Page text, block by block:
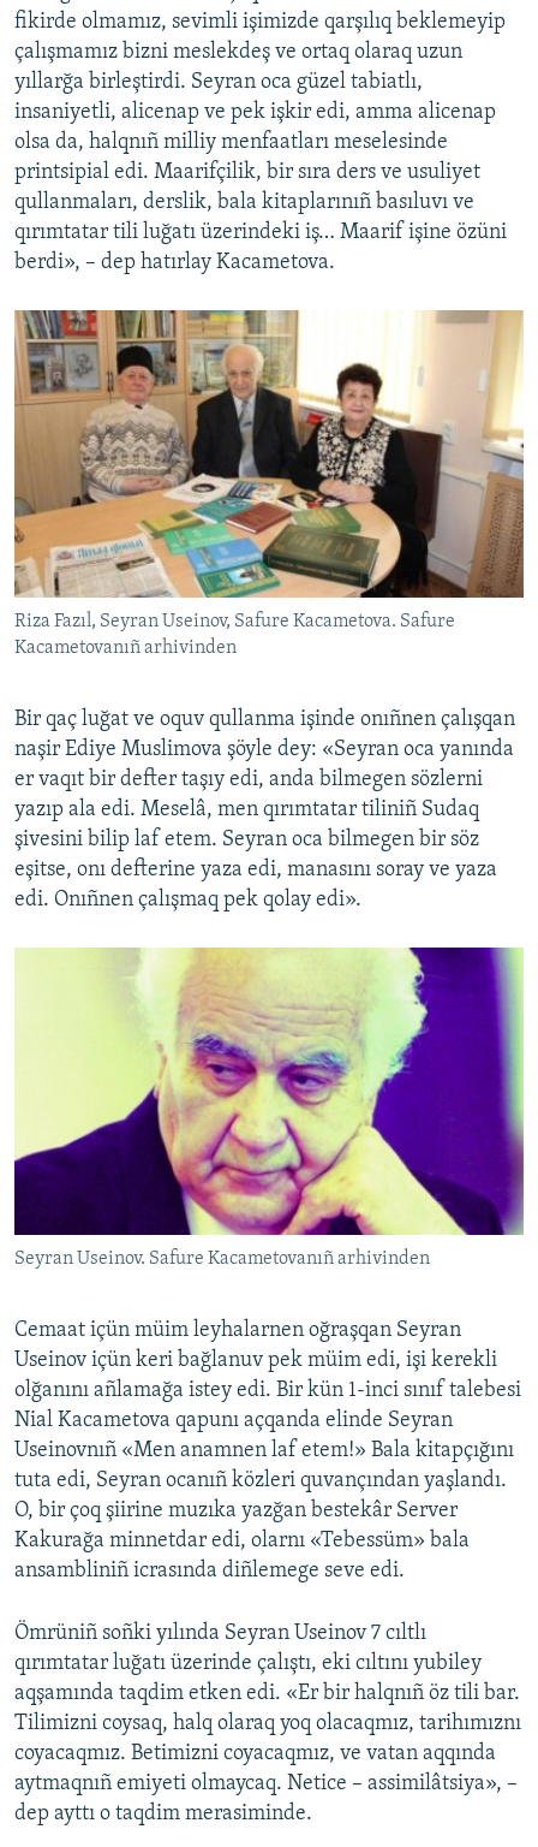
fikirde olmamız, sevimli işimizde qarşılıq beklemeyip
çalışmamız bizni meslekdeş ve ortaq olaraq uzun
yıllarğa birleştirdi. Seyran oca güzel tabiatlı,
insaniyetli, alicenap ve pek işkir edi, amma alicenap
olsa da, halqnıñ milliy menfaatları meselesinde
printsipial edi. Maarifçilik, bir sıra ders ve usuliyet
qullanmaları, derslik, bala kitaplarınıñ basıluvı ve
qırımtatar tili luğatı üzerindeki iş… Maarif işine özüni
berdi», – dep hatırlay Kacametova.
Riza Fazıl, Seyran Useinov, Safure Kacametova. Safure
Kacametovanıñ arhivinden
Bir qaç luğat ve oquv qullanma işinde onıñnen çalışqan
naşir Ediye Muslimova şöyle dey: «Seyran oca yanında
er vaqıt bir defter taşıy edi, anda bilmegen sözlerni
yazıp ala edi. Meselâ, men qırımtatar tiliniñ Sudaq
şivesini bilip laf etem. Seyran oca bilmegen bir söz
eşitse, onı defterine yaza edi, manasını soray ve yaza
edi. Onıñnen çalışmaq pek qolay edi».
Seyran Useinov. Safure Kacametovanıñ arhivinden
Cemaat içün müim leyhalarnen oğraşqan Seyran
Useinov içün keri bağlanuv pek müim edi, işi kerekli
olğanını añlamağa istey edi. Bir kün 1-inci sınıf talebesi
Nial Kacametova qapunı açqanda elinde Seyran
Useinovnıñ «Men anamnen laf etem!» Bala kitapçığını
tuta edi, Seyran ocanıñ közleri quvançından yaşlandı.
O, bir çoq şiirine muzıka yazğan bestekâr Server
Kakurağa minnetdar edi, olarnı «Tebessüm» bala
ansambliniñ icrasında diñlemege seve edi.
Ömrüniñ soñki yılında Seyran Useinov 7 cıltlı
qırımtatar luğatı üzerinde çalıştı, eki cıltını yubiley
aqşamında taqdim etken edi. «Er bir halqnıñ öz tili bar.
Tilimizni coysaq, halq olaraq yoq olacaqmız, tarihımıznı
coyacaqmız. Betimizni coyacaqmız, ve vatan aqqında
aytmaqnıñ emiyeti olmaycaq. Netice – assimilâtsiya», –
dep ayttı o taqdim merasiminde.